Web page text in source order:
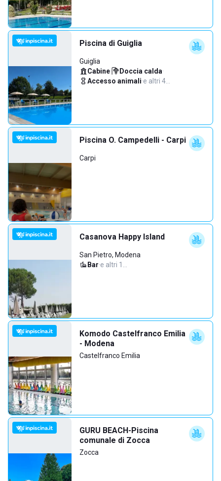
Piscina di Guiglia
Guiglia
Cabine· Doccia calda·
Accesso animali·e altri 4…
Piscina O. Campedelli - Carpi
Carpi
Casanova Happy Island
San Pietro, Modena
Bar·e altri 1…
Komodo Castelfranco Emilia
- Modena
Castelfranco Emilia
GURU BEACH-Piscina
comunale di Zocca
Zocca